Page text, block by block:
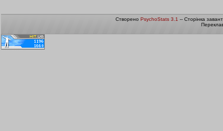
Створено PsychoStats 3.1 -- Сторінка